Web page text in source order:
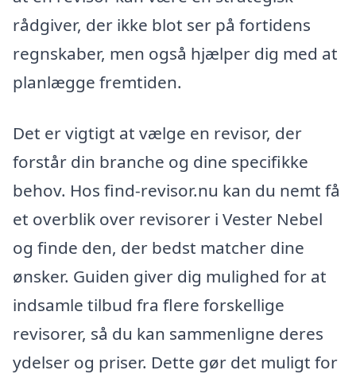
rådgiver, der ikke blot ser på fortidens
regnskaber, men også hjælper dig med at
planlægge fremtiden.
Det er vigtigt at vælge en revisor, der
forstår din branche og dine specifikke
behov. Hos find-revisor.nu kan du nemt få
et overblik over revisorer i Vester Nebel
og finde den, der bedst matcher dine
ønsker. Guiden giver dig mulighed for at
indsamle tilbud fra flere forskellige
revisorer, så du kan sammenligne deres
ydelser og priser. Dette gør det muligt for